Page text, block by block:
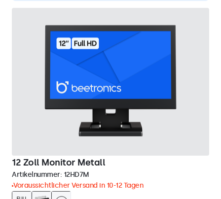
12 Zoll Monitor Metall
Artikelnummer: 12HD7M
Voraussichtlicher Versand in 10-12 Tagen